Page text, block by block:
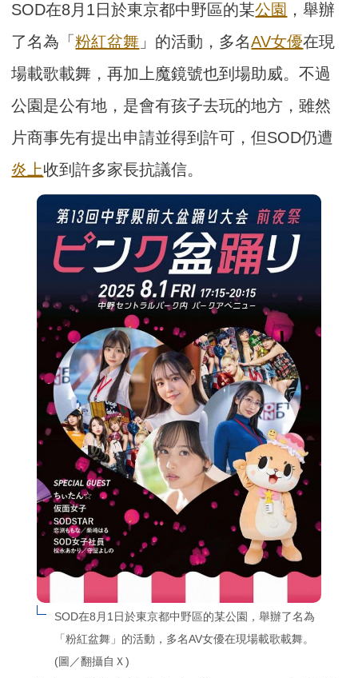
SOD在8月1日於東京都中野區的某公園 ，舉辦
了名為「粉紅盆舞 」的活動，多名AV女優在現
場載歌載舞，再加上魔鏡號也到場助威。不過
公園是公有地，是會有孩子去玩的地方，雖然
片商事先有提出申請並得到許可，但SOD仍遭
炎上收到許多家長抗議信。
SOD在8月1日於東京都中野區的某公園，舉辦了名為
「粉紅盆舞」的活動，多名AV女優在現場載歌載舞。
(圖／翻攝自Ｘ)